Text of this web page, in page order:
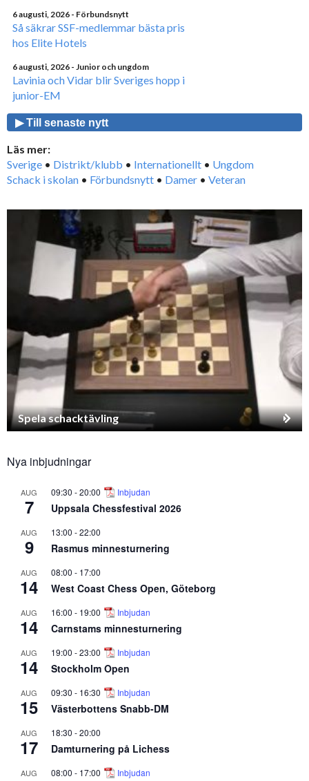
6 augusti, 2026 - Förbundsnytt
Så säkrar SSF-medlemmar bästa pris
hos Elite Hotels
6 augusti, 2026 - Junior och ungdom
Lavinia och Vidar blir Sveriges hopp i
junior-EM
▶ Till senaste nytt
Läs mer:
Sverige • Distrikt/klubb • Internationellt • Ungdom
Schack i skolan • Förbundsnytt • Damer • Veteran
Spela schacktävling
Nya inbjudningar
AUG
7
09:30 -20:00 Inbjudan
Uppsala Chessfestival 2026
AUG
9
13:00 -22:00
Rasmus minnesturnering
AUG
14
08:00 - 17:00
West Coast Chess Open, Göteborg
AUG
14
16:00 - 19:00 Inbjudan
Carnstams minnesturnering
AUG
14
19:00 -23:00 Inbjudan
Stockholm Open
AUG
15
09:30 - 16:30 Inbjudan
Västerbottens Snabb-DM
AUG
17
18:30 -20:00
Damturnering på Lichess
AUG 08:00 - 17:00 Inbjudan